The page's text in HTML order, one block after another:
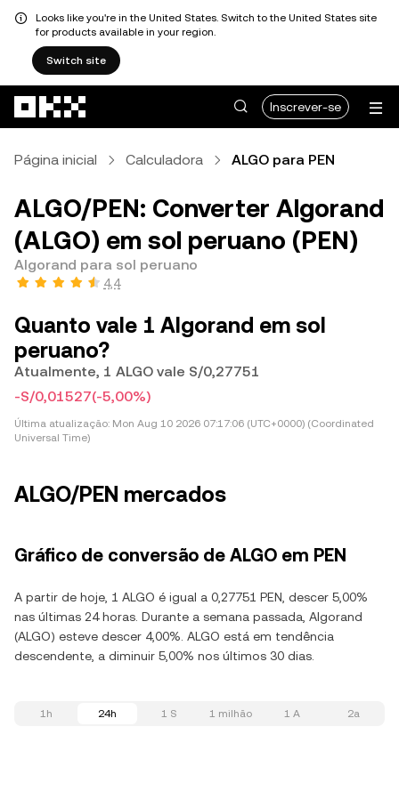
Looks like you're in the United States. Switch to the United States site
for products available in your region.
Switch site
Inscrever-se
Página inicial Calculadora ALGO para PEN
ALGO/PEN: Converter Algorand
(ALGO) em sol peruano (PEN)
Algorand para sol peruano
4,4
Quanto vale 1 Algorand em sol
peruano?
Atualmente, 1 ALGO vale S/0,27751
-S/0,01527(-5,00%)
Última atualização: Mon Aug 10 2026 07:17:06 (UTC+0000) (Coordinated
Universal Time)
ALGO/PEN mercados
Gráfico de conversão de ALGO em PEN
A partir de hoje, 1 ALGO é igual a 0,27751 PEN, descer 5,00%
nas últimas 24 horas. Durante a semana passada, Algorand
(ALGO) esteve descer 4,00%. ALGO está em tendência
descendente, a diminuir 5,00% nos últimos 30 dias.
1h 24h 1 S 1 milhão 1 A 2a